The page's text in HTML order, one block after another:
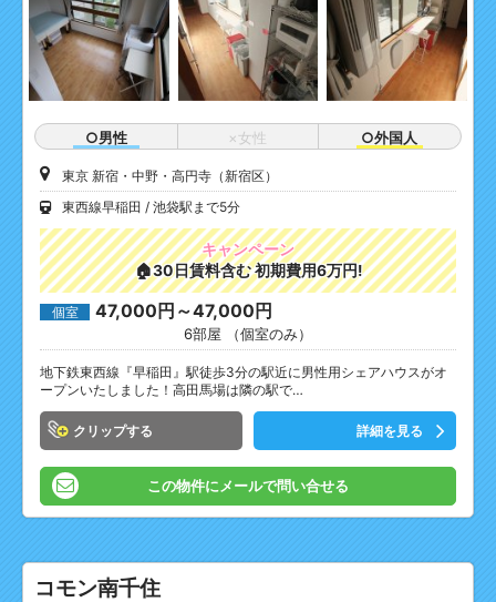
○男性 ×女性 ○外国人
東京 新宿・中野・高円寺（新宿区）
東西線早稲田
池袋駅まで5分
キャンペーン
🏠30日賃料含む 初期費用6万円!
個室 47,000円～47,000円
6部屋 （個室のみ）
地下鉄東西線『早稲田』駅徒歩3分の駅近に男性用シェアハウスがオ
ープンいたしました！高田馬場は隣の駅で…
クリップ 詳細を見る
この物件にメールで問い合せる
コモン南千住